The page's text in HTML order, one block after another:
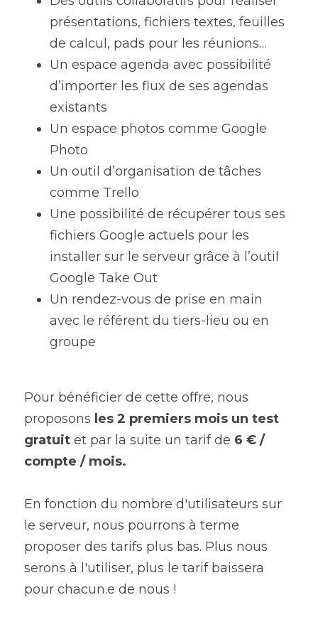
présentations, fichiers textes, feuilles
de calcul, pads pour les réunions…
Un espace agenda avec possibilité
d’importer les flux de ses agendas
existants
Un espace photos comme Google
Photo
Un outil d’organisation de tâches
comme Trello
Une possibilité de récupérer tous ses
fichiers Google actuels pour les
installer sur le serveur grâce à l’outil
Google Take Out
Un rendez-vous de prise en main
avec le référent du tiers-lieu ou en
groupe
Pour bénéficier de cette offre, nous
proposons les 2 premiers mois un test
gratuit et par la suite un tarif de 6 € /
compte / mois.
En fonction du nombre d'utilisateurs sur
le serveur, nous pourrons à terme
proposer des tarifs plus bas. Plus nous
serons à l'utiliser, plus le tarif baissera
pour chacun.e de nous !